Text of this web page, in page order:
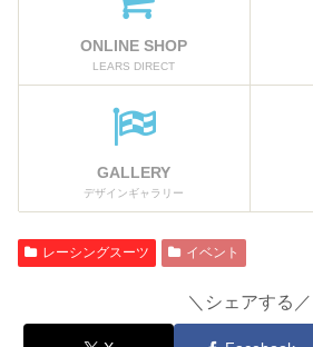
ONLINE SHOP
LEARS DIRECT
GALLERY
デザインギャラリー
レーシングスーツ イベント
＼シェアする／